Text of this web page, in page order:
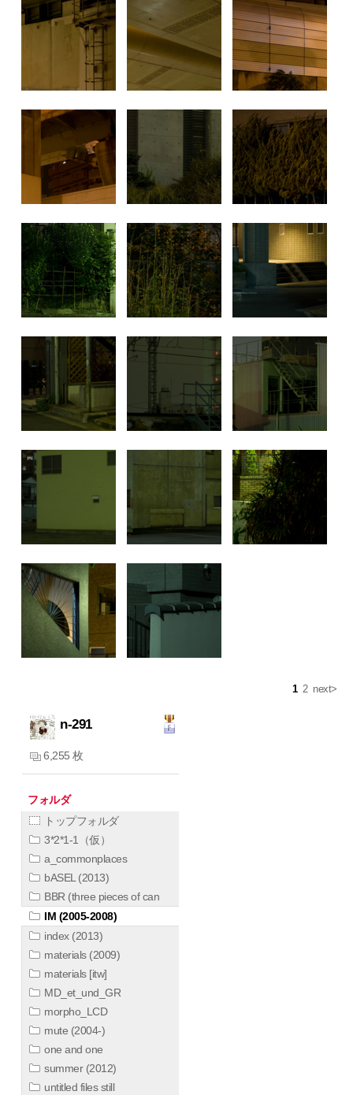
1 2 next>
n-291
6,255 枚
フォルダ
トップフォルダ
3*2*1-1（仮）
a_commonplaces
bASEL (2013)
BBR (three pieces of can
IM (2005-2008)
index (2013)
materials (2009)
materials [itw]
MD_et_und_GR
morpho_LCD
mute (2004-)
one and one
summer (2012)
untitled files still